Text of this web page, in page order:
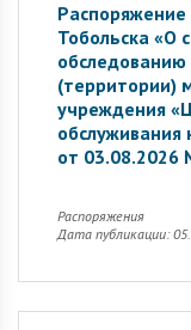
Тобольска «О
(территории)
учреждения
обслуживания
от 03.08.2026
Распоряжения
Дата публикации: